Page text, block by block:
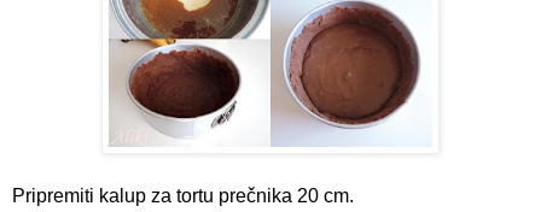
Pripremiti kalup za tortu prečnika 20 cm.